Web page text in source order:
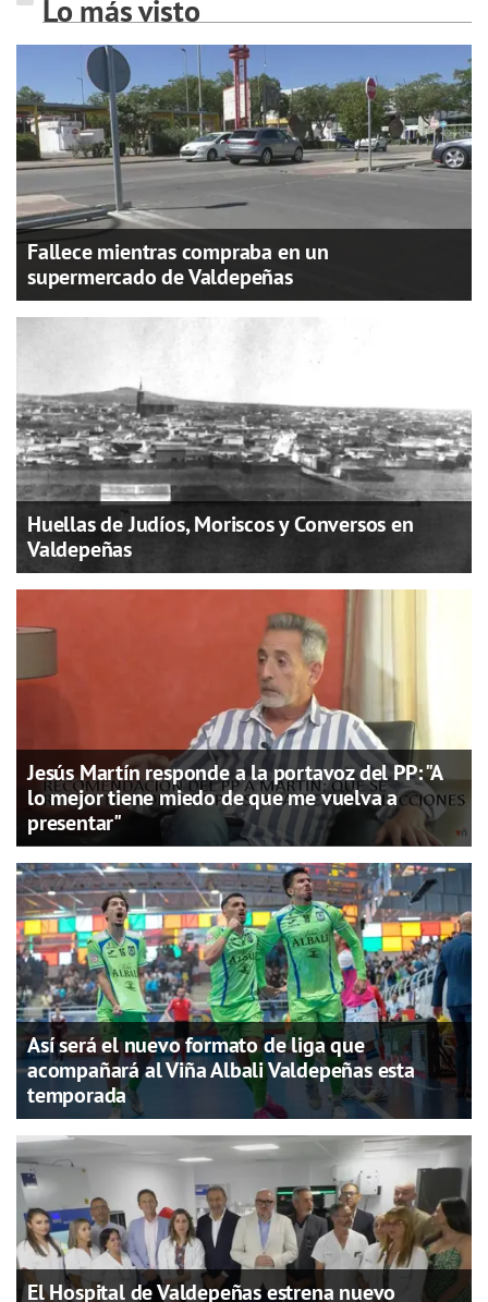
Lo más visto
Fallece mientras compraba en un
supermercado de Valdepeñas
Huellas de Judíos, Moriscos y Conversos en
Valdepeñas
Jesús Martín responde a la portavoz del PP: "A
lo mejor tiene miedo de que me vuelva a
presentar"
Así será el nuevo formato de liga que
acompañará al Viña Albali Valdepeñas esta
temporada
El Hospital de Valdepeñas estrena nuevo